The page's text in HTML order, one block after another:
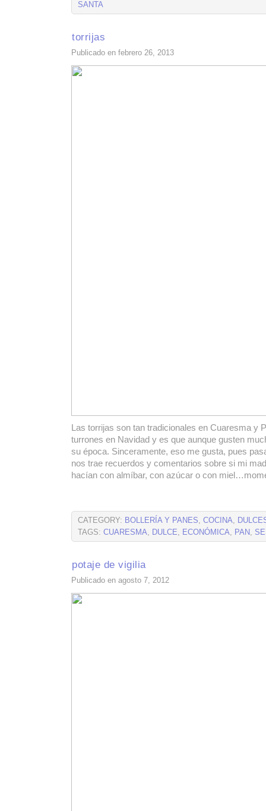
SANTA
torrijas
Publicado en febrero 26, 2013
Las torrijas son tan tradicionales en Cuaresma y
turrones en Navidad y es que aunque gusten
su época. Sinceramente, eso me gusta, pues
nos trae recuerdos y comentarios sobre si mi
hacían con almíbar, con azúcar o con
CATEGORY: BOLLERÍA Y PANES, COCINA,
TAGS: CUARESMA, DULCE, ECONÓMICA, PAN,
potaje de vigilia
Publicado en agosto 7, 2012